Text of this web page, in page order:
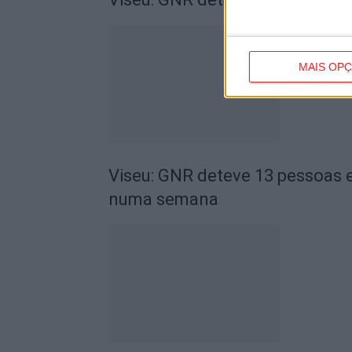
MAIS
Viseu: GNR deteve 13
numa semana